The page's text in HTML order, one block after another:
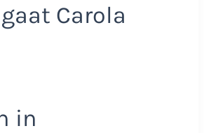
Carola
in